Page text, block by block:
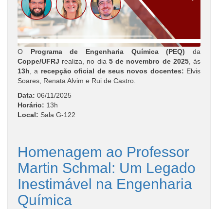
O Programa de Engenharia Química (PEQ) da
Coppe/UFRJ realiza, no dia 5 de novembro de 2025, às
13h, a recepção oficial de seus novos docentes: Elvis
Soares, Renata Alvim e Rui de Castro.
Data: 06/11/2025
Horário: 13h
Local: Sala G-122
Homenagem ao Professor
Martin Schmal: Um Legado
Inestimável na Engenharia
Química